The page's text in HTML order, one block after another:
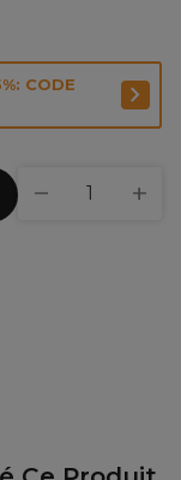
CODE